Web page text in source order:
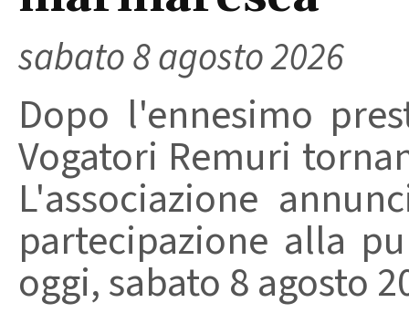
sabato 8 agosto 2026
Dopo l'ennesimo
Vogatori Remuri
L'associazione
partecipazione alla
oggi, sabato 8 agosto